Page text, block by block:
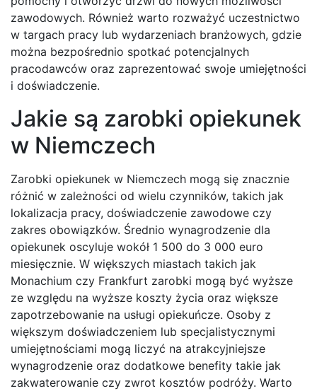
zawodowych. Również warto rozważyć uczestnictwo
w targach pracy lub wydarzeniach branżowych, gdzie
można bezpośrednio spotkać potencjalnych
pracodawców oraz zaprezentować swoje umiejętności
i doświadczenie.
Jakie są zarobki opiekunek
w Niemczech
Zarobki opiekunek w Niemczech mogą się znacznie
różnić w zależności od wielu czynników, takich jak
lokalizacja pracy, doświadczenie zawodowe czy
zakres obowiązków. Średnio wynagrodzenie dla
opiekunek oscyluje wokół 1 500 do 3 000 euro
miesięcznie. W większych miastach takich jak
Monachium czy Frankfurt zarobki mogą być wyższe
ze względu na wyższe koszty życia oraz większe
zapotrzebowanie na usługi opiekuńcze. Osoby z
większym doświadczeniem lub specjalistycznymi
umiejętnościami mogą liczyć na atrakcyjniejsze
wynagrodzenie oraz dodatkowe benefity takie jak
zakwaterowanie czy zwrot kosztów podróży. Warto